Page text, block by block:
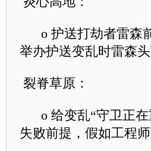
o 护送打劫者雷森
举办护送变乱时雷森
裂脊草原：
o 给变乱“守卫正在
失败前提，假如工程